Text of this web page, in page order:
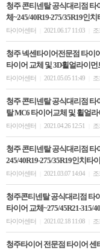
청주 콘티넨탈 공식대리점 타
체~245/40R19-275/35R19인치
타이어센터 2021.06.17 11:03 조
청주 넥센타이어전문점 타이
타이어 교체 및 3D휠얼라이먼
타이어센터 2021.05.05 11:49 조
청주 콘티넨탈 공식대리점 타
탈 MC6 타이어교체 및 휠얼
타이어센터 2021.04.26 12:51 조
청주 콘티넨탈 공식대리점 타
245/40R19-275/35R19인치타
타이어센터 2021.03.07 14:04 조
청주콘티넨탈 공식대리점 타
타이어 교체~275/45R21-315/
타이어센터 2021.02.18 11:08 조
청주타이어 전문점 타이어 센